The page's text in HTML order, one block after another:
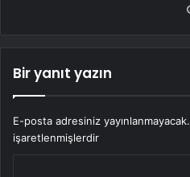
Bir yanıt yazın
E-posta adresiniz yayınlanmayacak.
işaretlenmişlerdir